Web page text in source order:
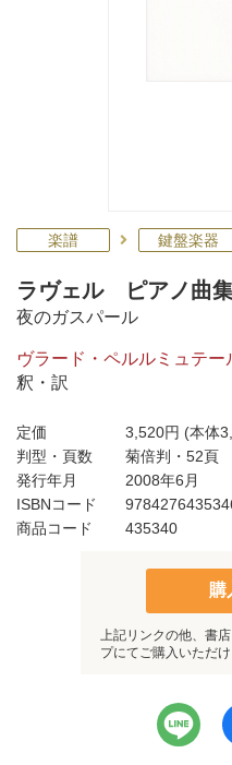
楽譜 鍵盤楽器
ラヴェル ピアノ
夜のガスパール
ヴラード・ペルルミュテー
釈・訳
定価 3,520円 (本体
判型・頁数
菊倍判・52頁
発行年月
2008年6月
ISBNコード
商品コード
435340
購
上記リンクの他、書
プにてご購入いただけ